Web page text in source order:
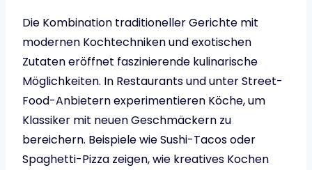
Die Kombination traditioneller Gerichte mit
modernen Kochtechniken und exotischen
Zutaten eröffnet faszinierende kulinarische
Möglichkeiten. In Restaurants und unter Street-
Food-Anbietern experimentieren Köche, um
Klassiker mit neuen Geschmäckern zu
bereichern. Beispiele wie Sushi-Tacos oder
Spaghetti-Pizza zeigen, wie kreatives Kochen